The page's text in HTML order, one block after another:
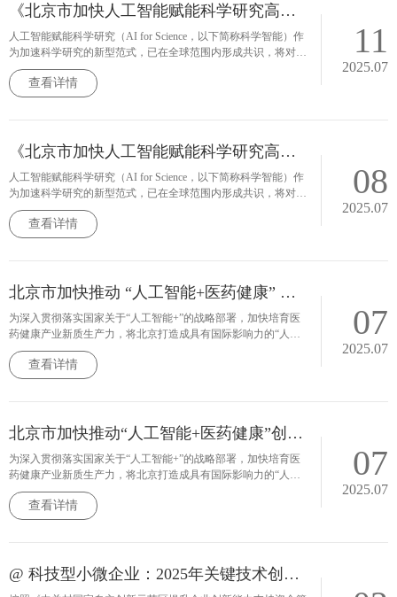
《北京市加快人工智能赋能科学研究高质量发展行动计划（2025-2027年）》印发
人工智能赋能科学研究（AI for Science，以下简称科学智能）作
为加速科学研究的新型范式，已在全球范围内形成共识，将对未
来科学技术和产业发展带来深远的影响。为抢抓科学智能战略发
展机遇，推动人工智能与科学研究深度融合，加快建设具有全球
影响力的人工智能创新策源地，特制定本行动计划。
查看详情
11
2025.07
《北京市加快人工智能赋能科学研究高质量发展行动计划（2025-2027年）》印发
人工智能赋能科学研究（AI for Science，以下简称科学智能）作
为加速科学研究的新型范式，已在全球范围内形成共识，将对未
来科学技术和产业发展带来深远的影响。为抢抓科学智能战略发
展机遇，推动人工智能与科学研究深度融合，加快建设具有全球
影响力的人工智能创新策源地，特制定本行动计划。
查看详情
08
2025.07
北京市加快推动 “人工智能+医药健康” 创新发展行动计划（2025-2027年）
为深入贯彻落实国家关于“人工智能+”的战略部署，加快培育医
药健康产业新质生产力，将北京打造成具有国际影响力的“人工
智能+医药健康”创新高地，特制定本行动计划。
查看详情
07
2025.07
北京市加快推动“人工智能+医药健康”创新发展行动计划（2025-2027年）
为深入贯彻落实国家关于“人工智能+”的战略部署，加快培育医
药健康产业新质生产力，将北京打造成具有国际影响力的“人工
智能+医药健康”创新高地，特制定本行动计划。
查看详情
07
2025.07
@ 科技型小微企业：2025年关键技术创新支持项目申报开启